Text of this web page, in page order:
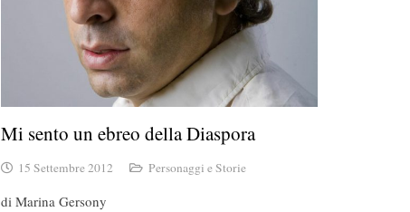
Mi sento un ebreo della Diaspora
15 Settembre 2012 Personaggi e Storie
di Marina Gersony